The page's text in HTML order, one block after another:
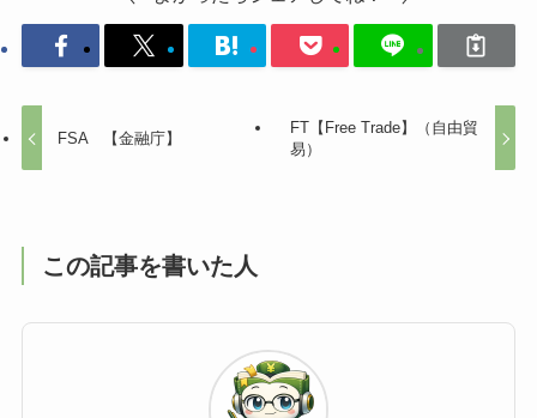
FSA 【金融庁】
FT【Free Trade】（自由貿
易）
この記事を書いた人